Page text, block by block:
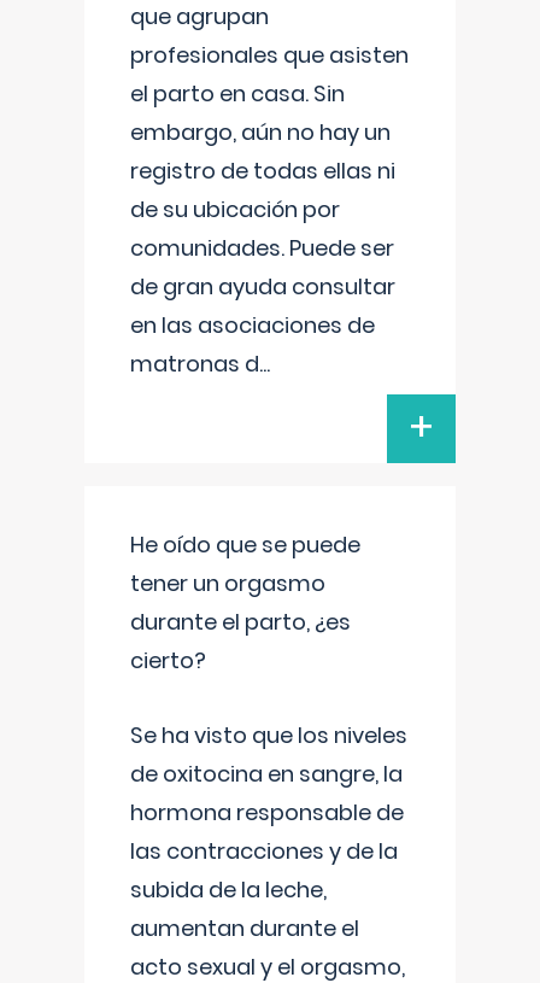
que agrupan
profesionales que asisten
el parto en casa. Sin
embargo, aún no hay un
registro de todas ellas ni
de su ubicación por
comunidades. Puede ser
de gran ayuda consultar
en las asociaciones de
matronas d...
+
He oído que se puede
tener un orgasmo
durante el parto, ¿es
cierto?
Se ha visto que los niveles
de oxitocina en sangre, la
hormona responsable de
las contracciones y de la
subida de la leche,
aumentan durante el
acto sexual y el orgasmo,